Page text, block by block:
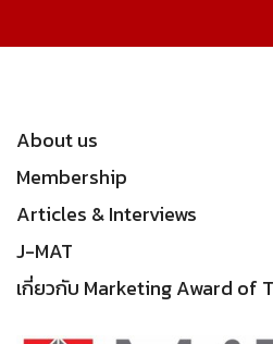
About us
Membership
Articles & Interviews
J-MAT
เกี่ยวกับ Marketing Award of